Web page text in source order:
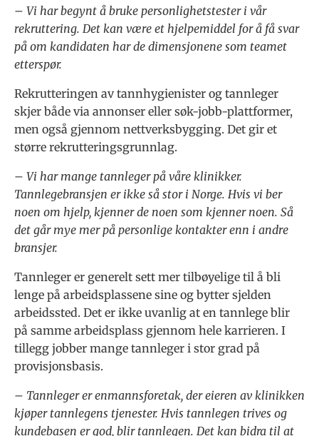
– Vi har begynt å bruke personlighetstester i vår
rekruttering. Det kan være et hjelpemiddel for å få svar
på om kandidaten har de dimensjonene som teamet
etterspør.
Rekrutteringen av tannhygienister og tannleger
skjer både via annonser eller søk-jobb-plattformer,
men også gjennom nettverksbygging. Det gir et
større rekrutteringsgrunnlag.
– Vi har mange tannleger på våre klinikker.
Tannlegebransjen er ikke så stor i Norge. Hvis vi ber
noen om hjelp, kjenner de noen som kjenner noen. Så
det går mye mer på personlige kontakter enn i andre
bransjer.
Tannleger er generelt sett mer tilbøyelige til å bli
lenge på arbeidsplassene sine og bytter sjelden
arbeidssted. Det er ikke uvanlig at en tannlege blir
på samme arbeidsplass gjennom hele karrieren. I
tillegg jobber mange tannleger i stor grad på
provisjonsbasis.
– Tannleger er enmannsforetak, der eieren av klinikken
kjøper tannlegens tjenester. Hvis tannlegen trives og
kundebasen er god, blir tannlegen. Det kan bidra til at